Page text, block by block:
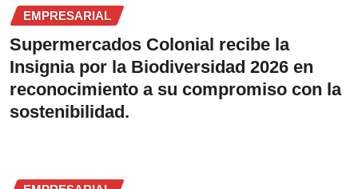
EMPRESARIAL
Supermercados Colonial recibe la
Insignia por la Biodiversidad 2026 en
reconocimiento a su compromiso con la
sostenibilidad.